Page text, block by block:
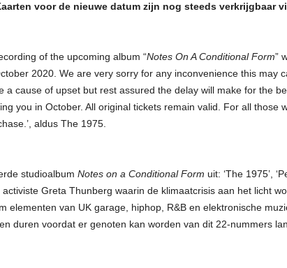
voor de nieuwe datum zijn nog steeds verkrijgbaar
of the upcoming album “Notes On A Conditional Form”
2020. We are very sorry for any inconvenience this may
a cause of upset but rest assured the delay will make for the
you in October. All original tickets remain valid. For all those
aldus The 1975.
studioalbum Notes on a Conditional Form uit: ‘The 1975’,
Greta Thunberg waarin de klimaatcrisis aan het licht
elementen van UK garage, hiphop, R&B en elektronische
duren voordat er genoten kan worden van dit 22-nummers